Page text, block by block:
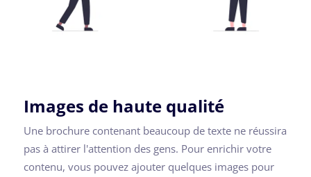
Images de haute qualité
Une brochure contenant beaucoup de texte ne réussira
pas à attirer l'attention des gens. Pour enrichir votre
contenu, vous pouvez ajouter quelques images pour